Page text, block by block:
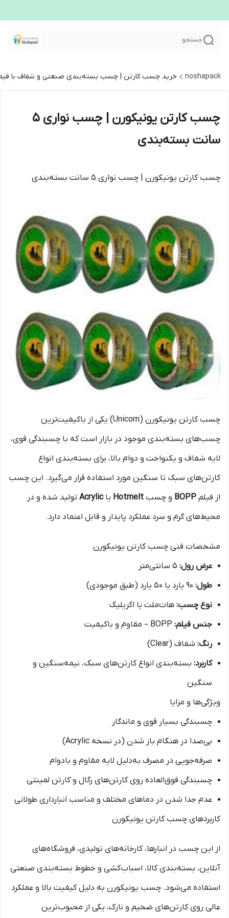
جستجو
noshapack خرید چسب کارتن | چسب بسته‌بندی صنعتی و شفاف با
چسب کارتن یونیکورن | چسب نواری ۵
سانت بسته‌بندی
چسب کارتن یونیکورن | چسب نواری ۵ سانت بسته‌بندی
چسب کارتن یونیکورن (Unicorn) یکی از باکیفیت‌ترین
چسب‌های بسته‌بندی موجود در بازار است که با چسبندگی قوی،
لایه شفاف و یکنواخت و دوام بالا، برای بسته‌بندی انواع
کارتن‌های سبک تا سنگین مورد استفاده قرار می‌گیرد. این چسب
از فیلم BOPP و چسب Hotmelt یاAcrylic تولید شده و در
محیط‌های گرم و سرد عملکرد پایدار و قابل اعتماد دارد.
مشخصات فنی چسب کارتن یونیکورن
عرض رول:
طول:
نوع چسب: هات‌ملت یا اکریلیک
جنس فیلم:
رنگ: شفاف (Clear)
کاربرد: بسته‌بندی انواع کارتن‌های سبک، نیمه‌سنگین و
سنگین
ویژگی‌ها و مزایا
چسبندگی بسیار قوی و ماندگار
بی‌صدا در هنگام باز شدن (در نسخه Acrylic)
صرفه‌جویی در مصرف به‌دلیل لایه مقاوم و بادوام
چسبندگی فوق‌العاده روی کارتن‌های رگال و کارتن لمینتی
عدم جدا شدن در دماهای مختلف و مناسب انبارداری طولانی
کاربردهای چسب کارتن یونیکورن
از این چسب در انبارها، کارخانه‌های تولیدی، فروشگاه‌های
آنلاین، بسته‌بندی کالا، اسباب‌کشی و خطوط بسته‌بندی صنعتی
استفاده می‌شود. چسب یونیکورن به دلیل کیفیت بالا و عملکرد
عالی روی کارتن‌های ضخیم و نازک، یکی از محبوب‌ترین